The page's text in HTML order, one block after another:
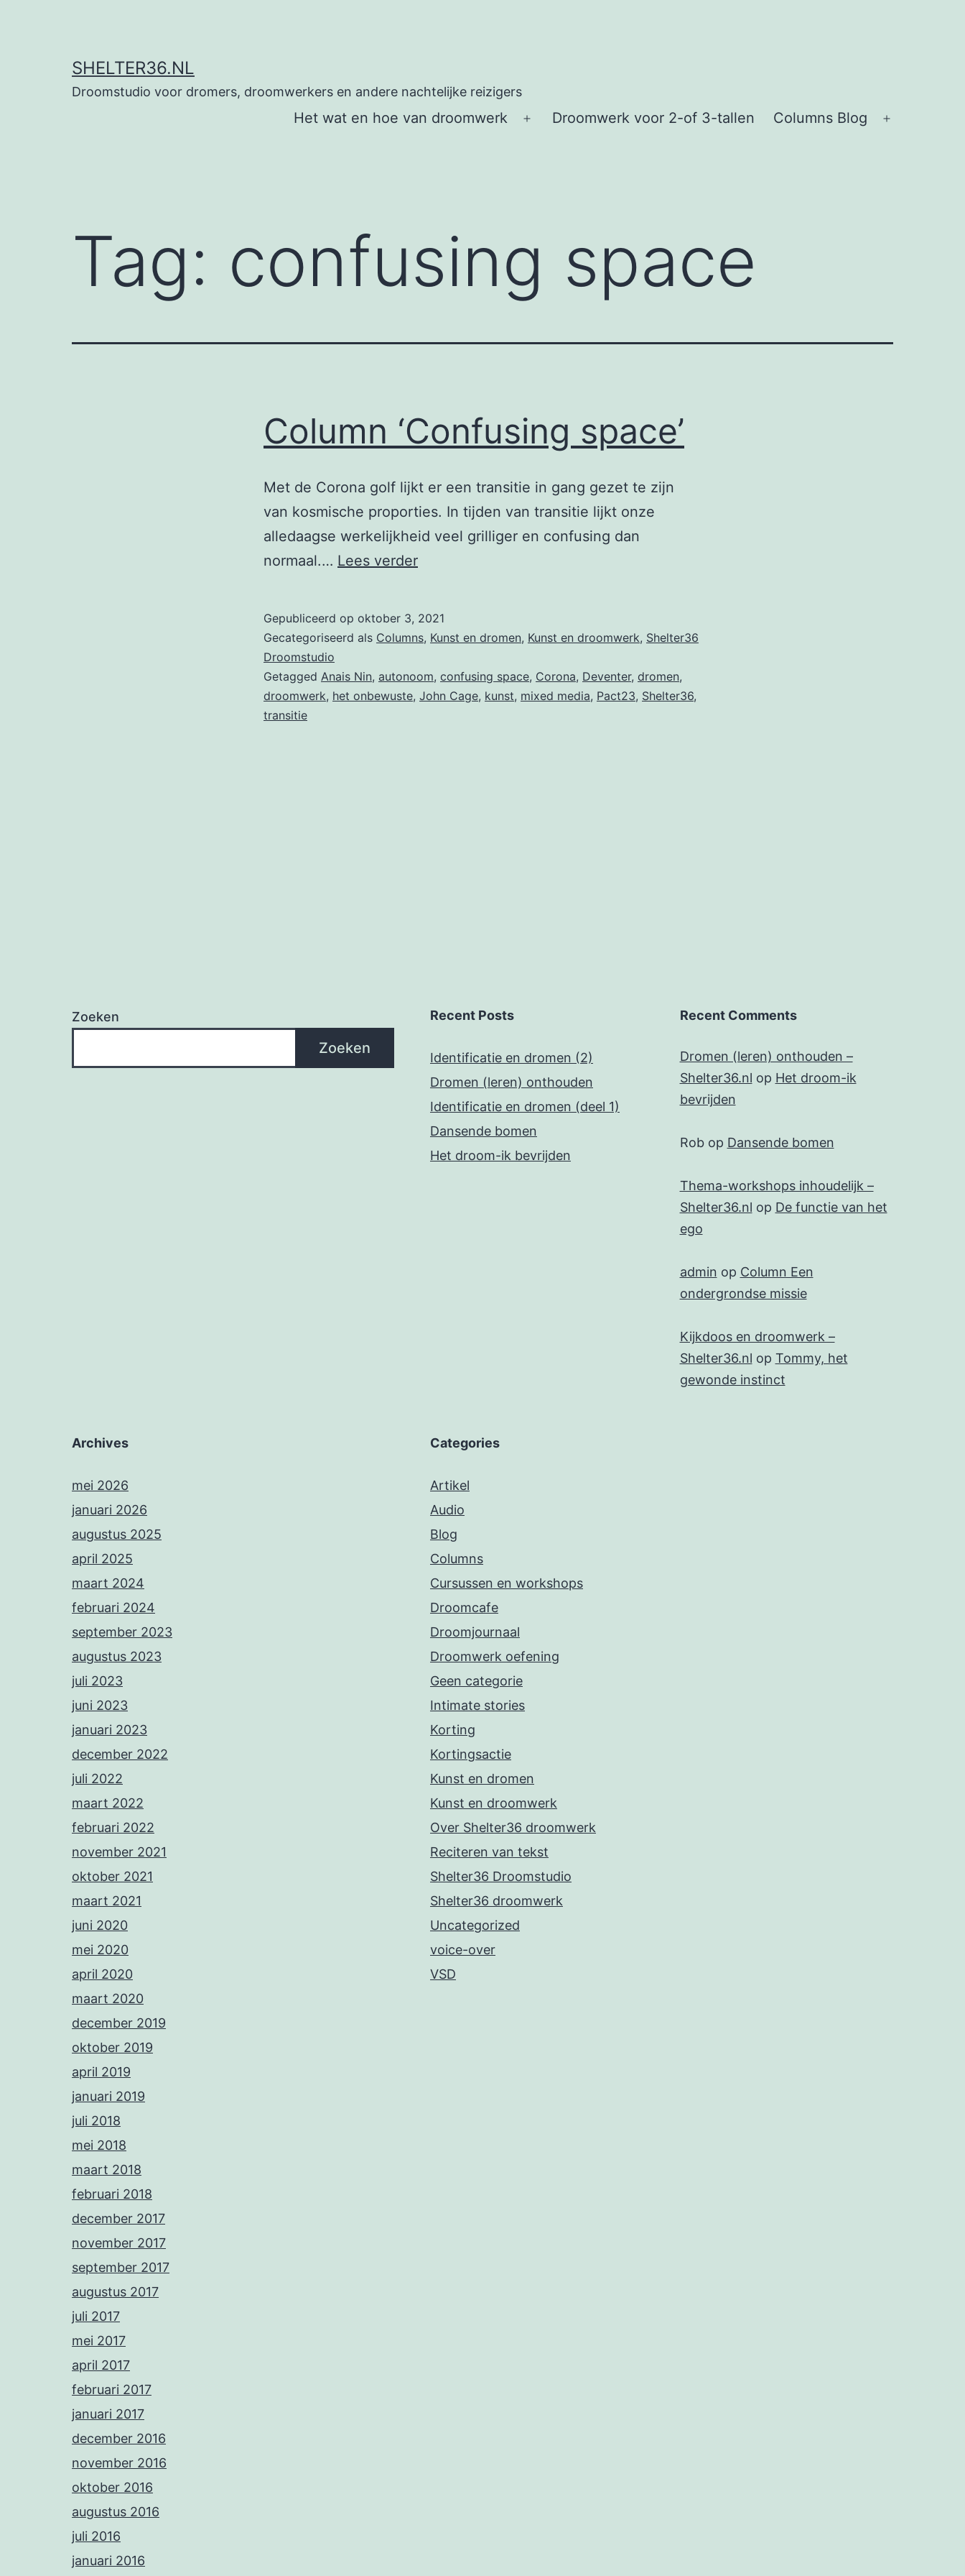
SHELTER36.NL
Droomstudio voor dromers, droomwerkers en andere nachtelijke reizigers
Het wat en hoe van droomwerk
Open
Droomwerk voor 2-of 3-tallen Columns Blog
Tag: confusing space
Column ‘Confusing space’
Met de Corona golf lijkt er een transitie in gang gezet te zijn
van kosmische proporties. In tijden van transitie lijkt onze
alledaagse werkelijkheid veel grilliger en confusing dan
normaal.… Lees verderColumn
Gepubliceerd op oktober 3, 2021
Gecategoriseerd als Columns, Kunst en dromen, Kunst en droomwerk, Shelter36
Droomstudio
Getagged Anais Nin, autonoom, confusing space, Corona, Deventer, dromen,
droomwerk, het onbewuste, John Cage, kunst, mixed media, Pact23, Shelter36,
transitie
Zoeken
Zoeken
Recent Posts
Identificatie en dromen (2)
Dromen (leren) onthouden
Identificatie en dromen (deel 1)
Dansende bomen
Het droom-ik bevrijden
Recent Comments
Dromen (leren) onthouden –
Shelter36.nl op Het droom-ik
bevrijden
Robop Dansende bomen
Thema-workshops inhoudelijk –
Shelter36.nl op De functie van het
ego
admin op Column Een
ondergrondse missie
Kijkdoos en droomwerk –
Shelter36.nl op Tommy, het
gewonde instinct
Archives
mei 2026
januari 2026
augustus 2025
april 2025
maart 2024
februari 2024
september 2023
augustus 2023
juli 2023
juni 2023
januari 2023
december 2022
juli 2022
maart 2022
februari 2022
november 2021
oktober 2021
maart 2021
juni 2020
mei 2020
april 2020
maart 2020
december 2019
oktober 2019
april 2019
januari 2019
juli 2018
mei 2018
maart 2018
februari 2018
december 2017
november 2017
september 2017
augustus 2017
juli 2017
mei 2017
april 2017
februari 2017
januari 2017
december 2016
november 2016
oktober 2016
augustus 2016
juli 2016
januari 2016
Categories
Artikel
Audio
Blog
Columns
Cursussen en workshops
Droomcafe
Droomjournaal
Droomwerk oefening
Geen categorie
Intimate stories
Korting
Kortingsactie
Kunst en dromen
Kunst en droomwerk
Over Shelter36 droomwerk
Reciteren van tekst
Shelter36 Droomstudio
Shelter36 droomwerk
Uncategorized
voice-over
VSD